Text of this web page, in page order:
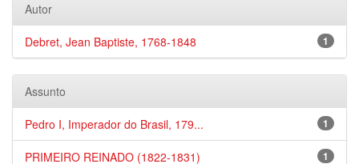
Autor
1
Debret, Jean Baptiste, 1768-1848
Assunto
1
Pedro I, Imperador do Brasil, 179...
1
PRIMEIRO REINADO (1822-1831)